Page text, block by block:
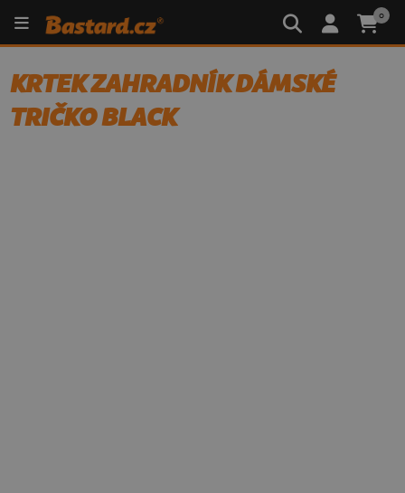
0
KRTEK ZAHRADNÍK DÁMSKÉ
TRIČKO BLACK